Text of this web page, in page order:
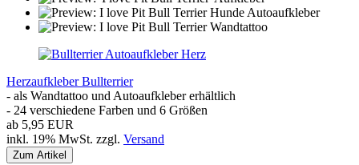
Herzaufkleber Bullterrier
- als Wandtattoo und Autoaufkleber erhältlich
- 24 verschiedene Farben und 6 Größen
ab 5,95 EUR
inkl. 19% MwSt. zzgl. Versand
Zum Artikel